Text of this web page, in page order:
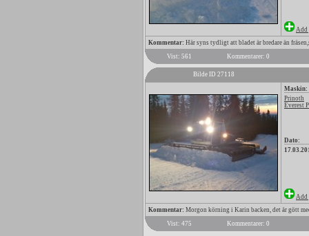
Add
Kommentar: Här syns tydligt att bladet är bredare än
Vist: 561
Kommentarer: 0
Bilde ID 27118
Maskin:
Prinoth
Everest
Dato:
Add
Kommentar: Morgon körning i Karin backen, det är gött
Vist: 475
Kommentarer: 0